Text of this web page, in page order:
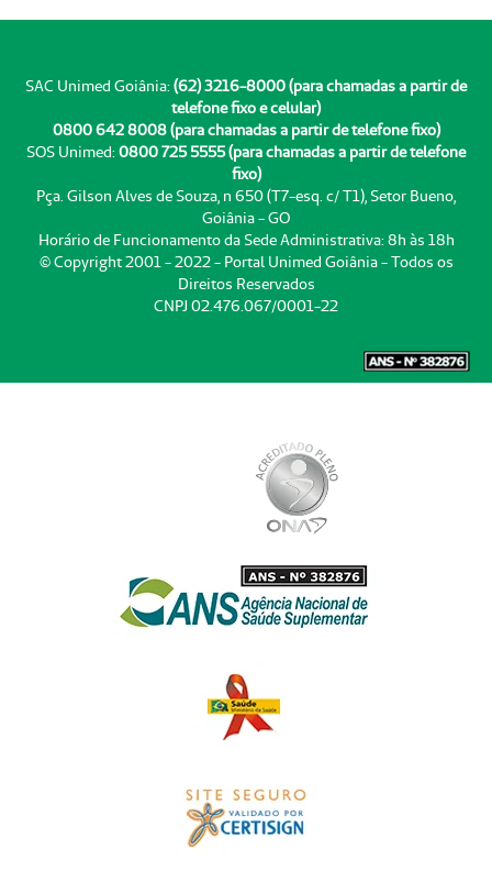
SAC Unimed Goiânia: (62) 3216-8000 (para chamadas a partir de
telefone fixo e celular)
0800 642 8008 (para chamadas a partir de telefone fixo)
SOS Unimed: 0800 725 5555 (para chamadas a partir de telefone
fixo)
Pça. Gilson Alves de Souza, n 650 (T7-esq. c/ T1), Setor Bueno,
Goiânia - GO
Horário de Funcionamento da Sede Administrativa: 8h às 18h
© Copyright 2001 - 2022 - Portal Unimed Goiânia - Todos os
Direitos Reservados
CNPJ 02.476.067/0001-22